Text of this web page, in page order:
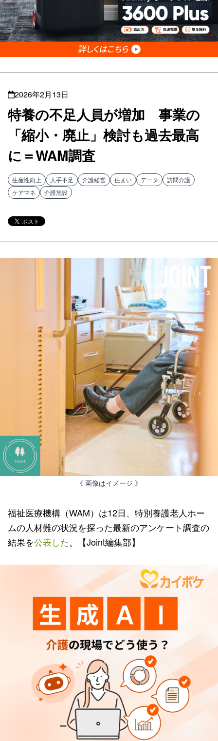
2026年2月13日
特養の不足人員が増加 事業の
「縮小・廃止」検討も過去最高
に＝WAM調査
生産性向上 人手不足 介護経営 住まい データ
訪問介護
ケアマネ
介護施設
《 画像はイメージ 》
福祉医療機構（WAM）は12日、特別養護老人ホー
ムの人材難の状況を探った最新のアンケート調査の
結果を公表した。【Joint編集部】